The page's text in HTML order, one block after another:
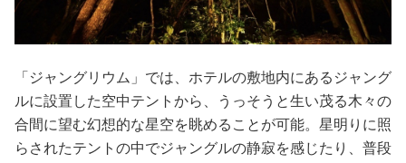
「ジャングリウム」では、ホテルの敷地内にあるジャング
ルに設置した空中テントから、うっそうと生い茂る木々の
合間に望む幻想的な星空を眺めることが可能。星明りに照
らされたテントの中でジャングルの静寂を感じたり、普段